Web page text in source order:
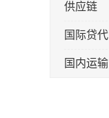
供应链
国际贷代
国内运输